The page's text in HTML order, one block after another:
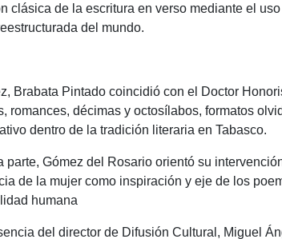
clásica de la escritura en verso mediante el
del mundo.
Brabata Pintado coincidió con el Doctor
romances, décimas y octosílabos, formatos
dentro de la tradición literaria en Tabasco.
parte, Gómez del Rosario orientó su
de la mujer como inspiración y eje de los
humana
del director de Difusión Cultural, Miguel